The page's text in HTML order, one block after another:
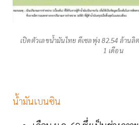
เปิดตัวเลขน้ำมันไทย ดีเซลพุ่ง 82.54 ล้านลิ
1 เดือน
น้ำมันเบนซิน